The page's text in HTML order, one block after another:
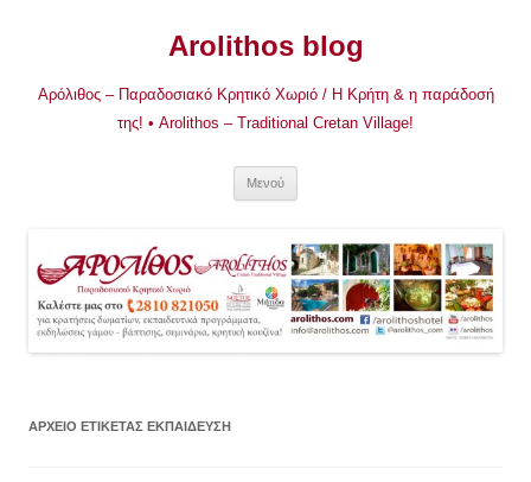
Arolithos blog
Αρόλιθος – Παραδοσιακό Κρητικό Χωριό / Η Κρήτη & η παράδοσή
της! • Arolithos – Traditional Cretan Village!
Μενού
ΑΡΧΕΊΟ ΕΤΙΚΈΤΑΣ ΕΚΠΑΊΔΕΥΣΗ